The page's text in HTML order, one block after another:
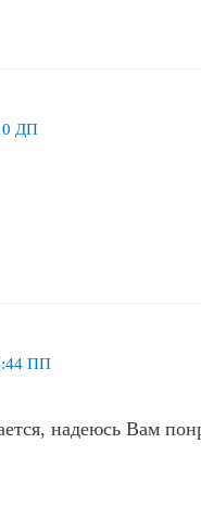
ДП
ПП
надеюсь Вам